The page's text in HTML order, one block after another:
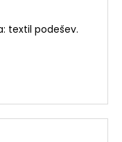
textil podešev.